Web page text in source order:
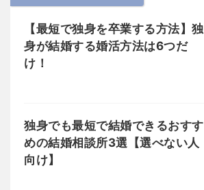
【最短で独身を卒業する方法】独
身が結婚する婚活方法は6つだ
け！
独身でも最短で結婚できるおすす
めの結婚相談所3選【選べない人
向け】